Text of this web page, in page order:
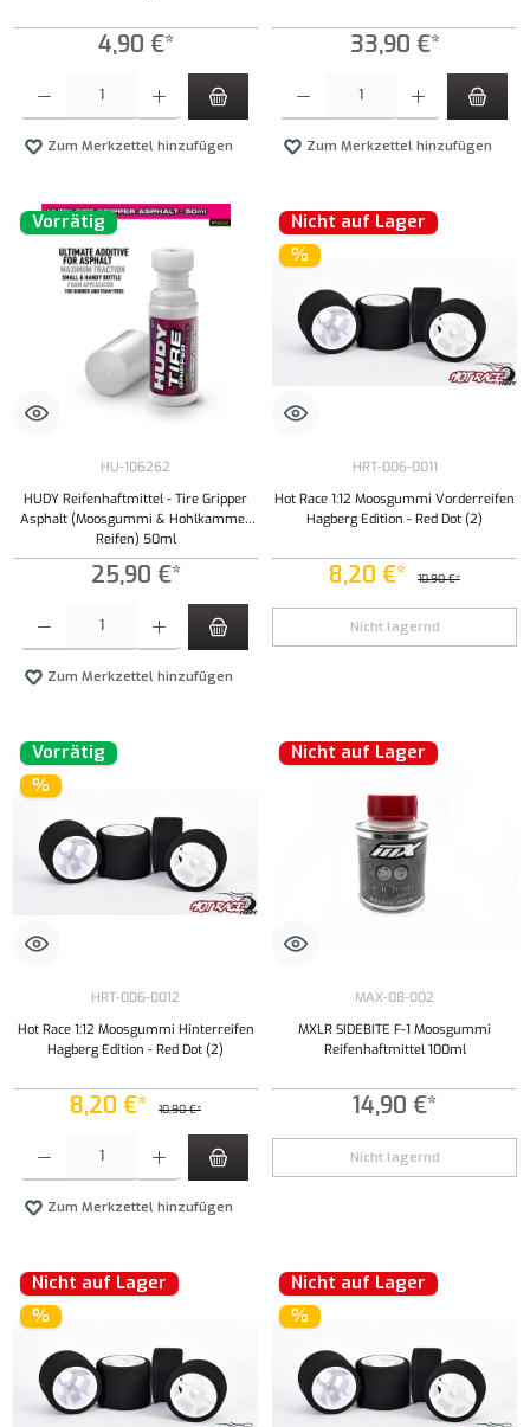
4,90 €*
Zum Merkzettel hinzufügen
33,90 €*
Zum Merkzettel hinzufügen
Vorrätig
HU-106262
HUDY Reifenhaftmittel - Tire Gripper
Asphalt (Moosgummi & Hohlkammer
Reifen) 50ml
25,90 €*
Produkt Anzahl: Gib den gewünschten Wert ein oder benutze die Schaltflächen um die
Zum Merkzettel hinzufügen
Nicht auf Lager
%
HRT-006-0011
Hot Race 1:12 Moosgummi Vorderreifen
Hagberg Edition - Red Dot (2)
8,20 €* 10,90 €*
Nicht lagernd
Vorrätig
%
HRT-006-0012
Hot Race 1:12 Moosgummi Hinterreifen
Hagberg Edition - Red Dot (2)
8,20 €* 10,90 €*
Produkt Anzahl: Gib den gewünschten Wert ein oder benutze die Schaltflächen um die
Zum Merkzettel hinzufügen
Nicht auf Lager
MAX-08-002
MXLR SIDEBITE F-1 Moosgummi
Reifenhaftmittel 100ml
14,90 €*
Nicht lagernd
Nicht auf Lager
%
Nicht auf Lager
%